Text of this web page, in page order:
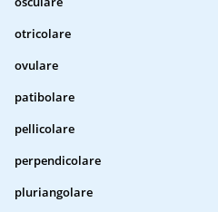
otricolare
ovulare
patibolare
pellicolare
perpendicolare
pluriangolare